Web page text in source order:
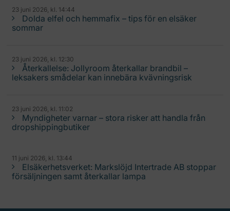
23 juni 2026, kl. 14:44
Dolda elfel och hemmafix – tips för en elsäker
sommar
23 juni 2026, kl. 12:30
Återkallelse: Jollyroom återkallar brandbil –
leksakers smådelar kan innebära kvävningsrisk
23 juni 2026, kl. 11:02
Myndigheter varnar – stora risker att handla från
dropshippingbutiker
11 juni 2026, kl. 13:44
Elsäkerhetsverket: Markslöjd Intertrade AB stoppar
försäljningen samt återkallar lampa